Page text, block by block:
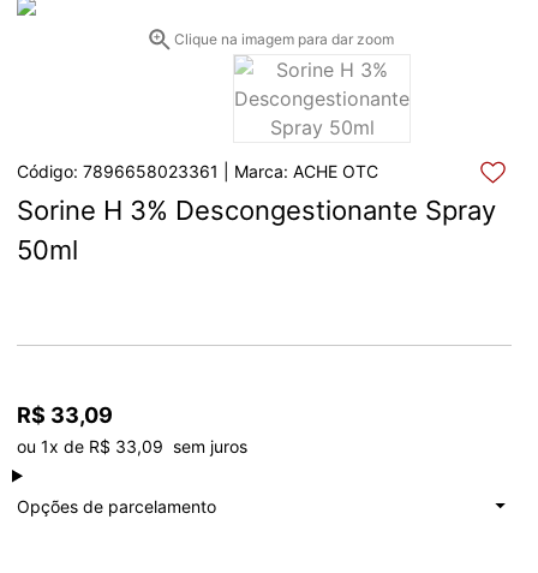
Clique na imagem para dar zoom
Código: 7896658023361 | Marca: ACHE OTC
Sorine H 3% Descongestionante Spray
50ml
R$ 33,09
ou 1x de R$ 33,09  sem juros
Opções de parcelamento
à vistaR$ 33,09
Total: R$ 33,09